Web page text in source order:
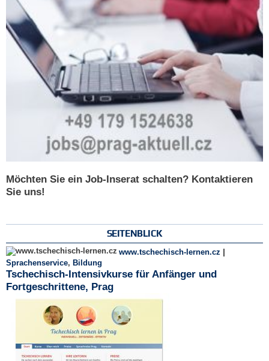
Möchten Sie ein Job-Inserat schalten? Kontaktieren
Sie uns!
SEITENBLICK
www.tschechisch-lernen.cz |
Sprachenservice, Bildung
Tschechisch-Intensivkurse für Anfänger und
Fortgeschrittene, Prag